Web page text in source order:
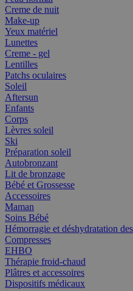
Creme de nuit
Make-up
Yeux matériel
Lunettes
Creme - gel
Lentilles
Patchs oculaires
Soleil
Aftersun
Enfants
Corps
Lèvres soleil
Ski
Préparation soleil
Autobronzant
Lit de bronzage
Bébé et Grossesse
Accessoires
Maman
Soins Bébé
Hémorragie et déshydratation
Compresses
EHBO
Thérapie froid-chaud
Plâtres et accessoires
Dispositifs médicaux